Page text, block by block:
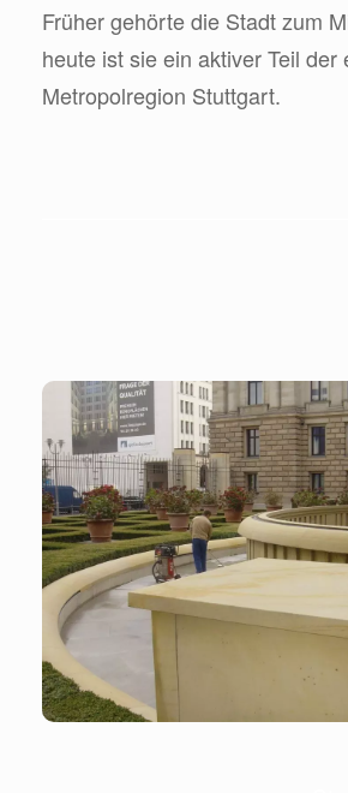
Früher gehörte die Stadt zum
heute ist sie ein aktiver Teil der
Metropolregion Stuttgart.